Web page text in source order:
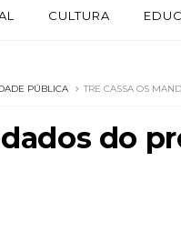
CULTURA
PÚBLICA TRE CASSA OS
do